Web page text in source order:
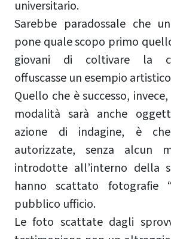
universitario.
Sarebbe paradossale che
pone quale scopo primo
giovani di coltivare la
offuscasse un esempio
Quello che è successo,
modalità sarà anche
azione di indagine, è
autorizzate, senza alcun
introdotte all’interno della
hanno scattato fotografie
pubblico ufficio.
Le foto scattate dagli